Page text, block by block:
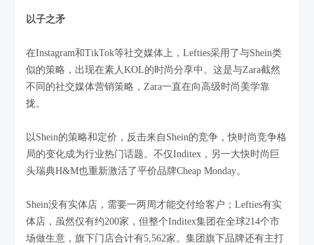
以子之矛
在Instagram和TikTok等社交媒体上，Lefties采用了与Shein类
似的策略，出现在素人KOL的时尚分享中。这是与Zara截然
不同的社交媒体营销策略，Zara一直在向高级时尚美学靠
拢。
以Shein的策略和定价，反击来自Shein的竞争，快时尚竞争格
局的变化成为行业热门话题。不仅Inditex，另一大快时尚巨
头瑞典H&M也重新激活了平价品牌Cheap Monday。
Shein没有实体店，需要一两周才能交付给客户；Lefties有实
体店，虽然仅有约200家，但整个Inditex集团在全球214个市
场做生意，旗下门店合计有5,562家。集团旗下品牌还有主打